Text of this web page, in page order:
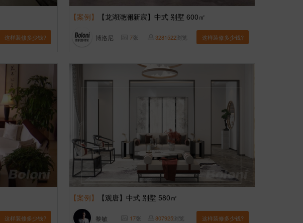
这样装修多少钱?
【案例】 【龙湖滟澜新宸】中式 别墅 600㎡
博洛尼 7张 3281522浏览 这样装修多少钱?
这样装修多少钱?
【案例】 【观唐】中式 别墅 580㎡
黎敏 17张 807925浏览 这样装修多少钱?